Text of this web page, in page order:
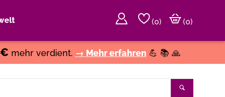
(0)
(0)
mehr verdient. → Mehr erfahren 💪 📚 🙏